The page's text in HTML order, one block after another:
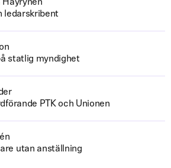
Häyrynen
ledarskribent
statlig myndighet
PTK och Unionen
utan anställning